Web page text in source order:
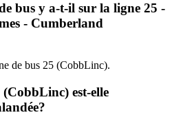
bus y a-t-il sur la ligne 25 -
- Cumberland
de bus 25 (CobbLinc).
est-elle